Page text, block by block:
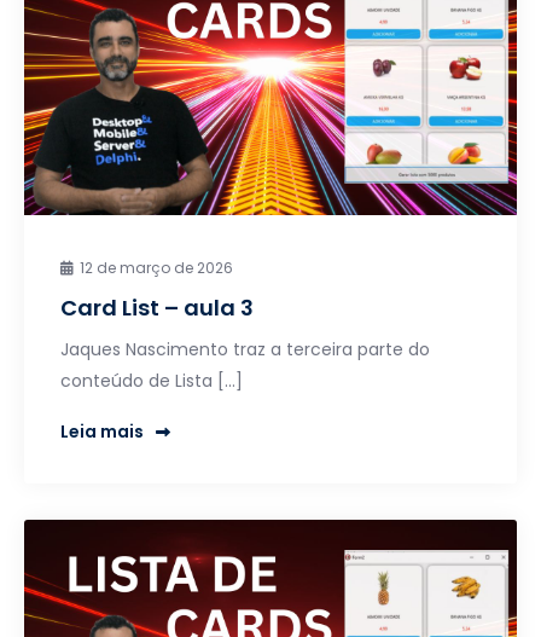
12 de março de 2026
Card List – aula 3
Jaques Nascimento traz a terceira parte do
conteúdo de Lista […]
Leia mais